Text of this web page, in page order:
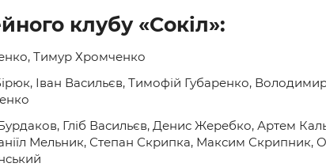
клубу «Сокіл»:
Тимур Хромченко
Іван Васильєв, Тимофій Губаренко,
Гліб Васильєв, Денис Жеребко, Артем
Мельник, Степан Скрипка, Максим Скрипник,